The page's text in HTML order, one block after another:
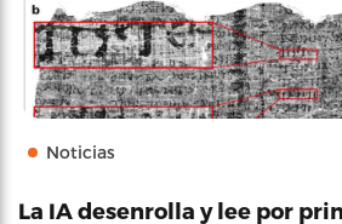
Noticias
La IA desenrolla y lee por